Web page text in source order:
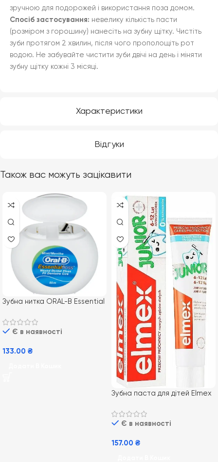
Характеристики
Відгуки
зручною для подорожей і використання поза домом.
Спосіб застосування: невелику кількість пасти
(розміром з горошину) нанесіть на зубну щітку. Чистіть
зуби протягом 2 хвилин, після чого прополощіть рот
водою. Не забувайте чистити зуби двічі на день і міняти
зубну щітку кожні 3 місяці.
Також вас можуть зацікавити
Зубна нитка ORAL-B Essential
Є в наявності
133.00 ₴
Зубна паста для дітей Elmex
Є в наявності
157.00 ₴